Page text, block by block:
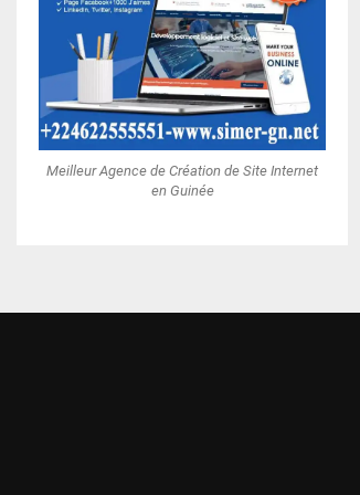
Meilleur Agence de Création de Site Internet
en Guinée